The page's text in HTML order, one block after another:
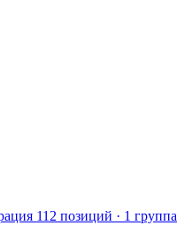
112 позиций · 1 группа